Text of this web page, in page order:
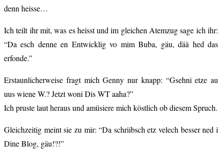
denn heisse…
Ich teilt ihr mit, was es heisst und im gleichen Atemzug sage ich ihr:
“Da esch denne en Entwicklig vo mim Buba, gäu, dää hed das
erfonde.”
Erstaunlicherweise fragt mich Genny nur knapp: “Gsehni etze au
uus wiene W.? Jetzt woni Dis WT aaha?”
Ich pruste laut heraus und amüsiere mich köstlich ob diesem Spruch.
Gleichzeitig meint sie zu mir: “Da schriibsch etz velech besser ned i
Dine Blog, gäu!?!”